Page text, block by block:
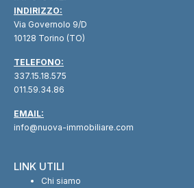
INDIRIZZO:
Via Governolo 9/D
10128 Torino (TO)
TELEFONO:
337.15.18.575
011.59.34.86
EMAIL:
info@nuova-immobiliare.com
LINK UTILI
Chi siamo